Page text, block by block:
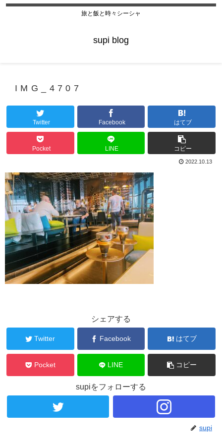
旅と飯と時々シーシャ
supi blog
IMG_4707
Twitter Facebook はてブ
Pocket LINE コピー
2022.10.13
シェアする
Twitter Facebook はてブ
Pocket LINE コピー
supiをフォローする
supi